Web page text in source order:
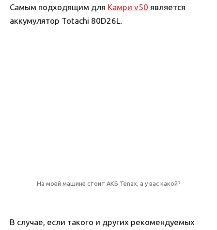
Самым подходящим для Камри v50 является
аккумулятор Totachi 80D26L.
На моей машине стоит АКБ Tenax, а у вас какой?
В случае, если такого и других рекомендуемых